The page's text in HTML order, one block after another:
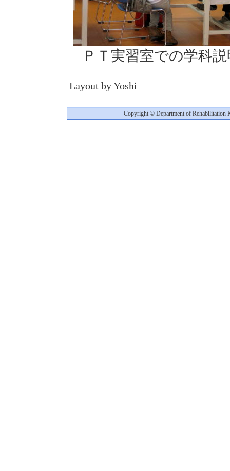
ＰＴ実習室での学科
Layout by Yoshi
Copyright © Department of Rehabilitation